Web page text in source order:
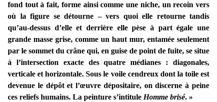
fond tout à fait, forme ainsi comme une niche, un recoin vers
où la figure se détourne – vers quoi elle retourne tandis
qu’au-dessus d’elle et derrière elle pèse à part égale une
grande masse grise, comme un haut mur, entamée seulement
par le sommet du crâne qui, en guise de point de fuite, se situe
à l’intersection exacte des quatre médianes : diagonales,
verticale et horizontale. Sous le voile cendreux dont la toile est
devenue le dépôt et l’œuvre dépositaire, on discerne à peine
ces reliefs humains. La peinture s’intitule Homme brisé. »